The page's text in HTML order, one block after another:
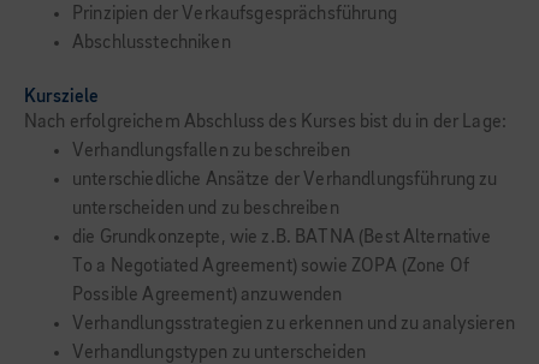
Prinzipien der Verkaufsgesprächsführung
Abschlusstechniken
Kursziele
Nach erfolgreichem Abschluss des Kurses bist du in der Lage:
Verhandlungsfallen zu beschreiben
unterschiedliche Ansätze der Verhandlungsführung zu
unterscheiden und zu beschreiben
die Grundkonzepte, wie z.B. BATNA (Best Alternative
To a Negotiated Agreement) sowie ZOPA (Zone Of
Possible Agreement) anzuwenden
Verhandlungsstrategien zu erkennen und zu analysieren
Verhandlungstypen zu unterscheiden